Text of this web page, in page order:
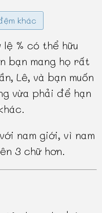
khác
% có thể hữu
bạn mang họ rất
Lê, và bạn muốn
vừa phải để hạn
nam giới, vì nam
3 chữ hơn.